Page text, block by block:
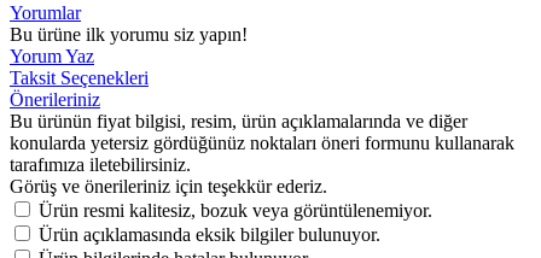
Yorumlar
Bu ürüne ilk yorumu siz yapın!
Yorum Yaz
Taksit Seçenekleri
Önerileriniz
Bu ürünün fiyat bilgisi, resim, ürün açıklamalarında ve diğer
konularda yetersiz gördüğünüz noktaları öneri formunu kullanarak
tarafımıza iletebilirsiniz.
Görüş ve önerileriniz için teşekkür ederiz.
Ürün resmi kalitesiz, bozuk veya görüntülenemiyor.
Ürün açıklamasında eksik bilgiler bulunuyor.